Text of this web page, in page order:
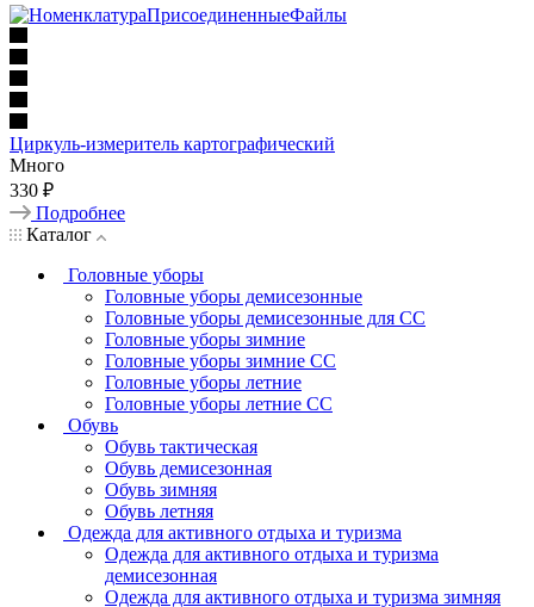
Циркуль-измеритель картографический
Много
330 ₽
Подробнее
Каталог
Головные уборы
Головные уборы демисезонные
Головные уборы демисезонные для СС
Головные уборы зимние
Головные уборы зимние СС
Головные уборы летние
Головные уборы летние СС
Обувь
Обувь тактическая
Обувь демисезонная
Обувь зимняя
Обувь летняя
Одежда для активного отдыха и туризма
Одежда для активного отдыха и туризма
демисезонная
Одежда для активного отдыха и туризма зимняя